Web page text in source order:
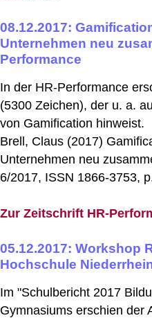
08.12.2017:
Unternehmen neu
Performance
In der HR-Performance
(5300 Zeichen), der u. a.
von Gamification hinweist.
Brell, Claus (2017)
Unternehmen neu
6/2017, ISSN 1866-3753,
Zur Zeitschrift HR-
05.12.2017: Workshop
Hochschule
Im "Schulbericht 2017
Gymnasiums erschien der